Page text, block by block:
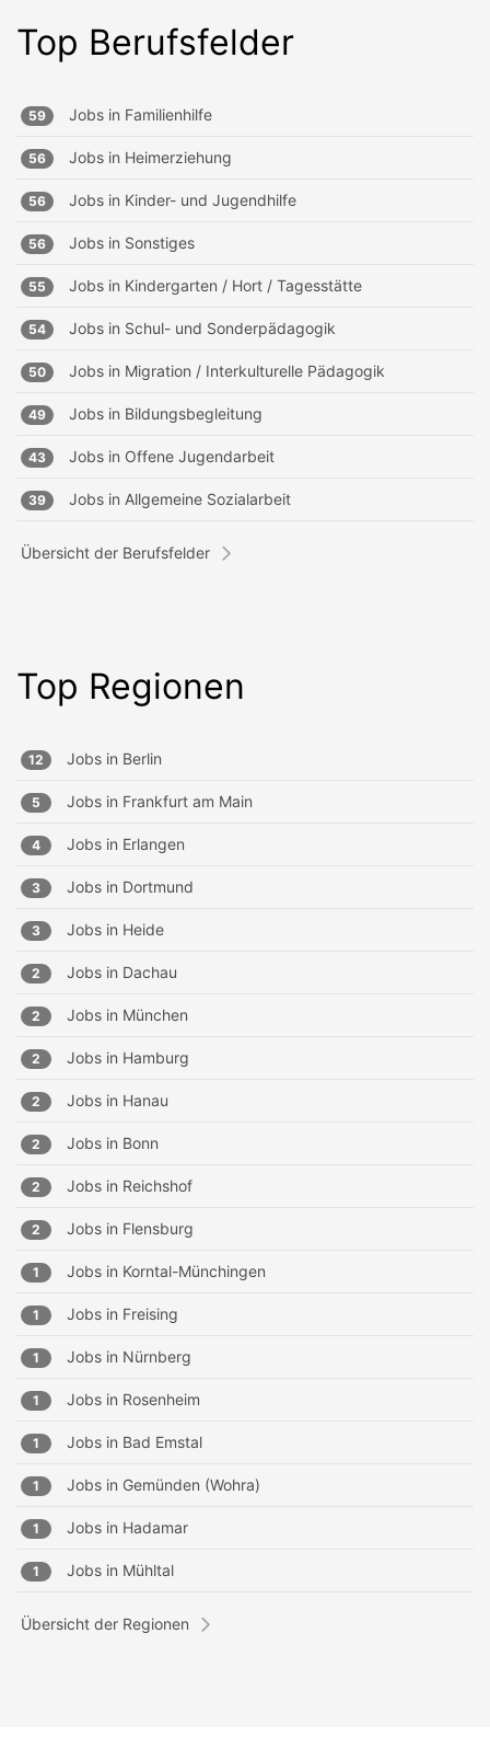
Top Berufsfelder
59 Jobs in Familienhilfe
56 Jobs in Heimerziehung
56 Jobs in Kinder- und Jugendhilfe
56 Jobs in Sonstiges
55 Jobs in Kindergarten / Hort / Tagesstätte
54 Jobs in Schul- und Sonderpädagogik
50 Jobs in Migration / Interkulturelle Pädagogik
49 Jobs in Bildungsbegleitung
43 Jobs in Offene Jugendarbeit
39 Jobs in Allgemeine Sozialarbeit
Übersicht der Berufsfelder
Top Regionen
12 Jobs in Berlin
5 Jobs in Frankfurt am Main
4 Jobs in Erlangen
3 Jobs in Dortmund
3 Jobs in Heide
2 Jobs in Dachau
2 Jobs in München
2 Jobs in Hamburg
2 Jobs in Hanau
2 Jobs in Bonn
2 Jobs in Reichshof
2 Jobs in Flensburg
1 Jobs in Korntal-Münchingen
1 Jobs in Freising
1 Jobs in Nürnberg
1 Jobs in Rosenheim
1 Jobs in Bad Emstal
1 Jobs in Gemünden (Wohra)
1 Jobs in Hadamar
1 Jobs in Mühltal
Übersicht der Regionen